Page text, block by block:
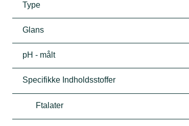
Type
Glans
pH - målt
Specifikke Indholdsstoffer
Ftalater